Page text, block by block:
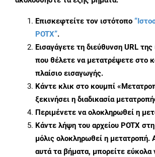
Επισκεφτείτε τον ιστότοπο
POTX”.
Εισαγάγετε τη διεύθυνση URL της
που θέλετε να μετατρέψετε στο
πλαίσιο εισαγωγής.
Κάντε κλικ στο κουμπί
ξεκινήσει η διαδικασία
Περιμένετε να ολοκληρωθεί η
Κάντε λήψη του αρχείου POTX
μόλις ολοκληρωθεί η μετατροπή.
αυτά τα βήματα, μπορείτε